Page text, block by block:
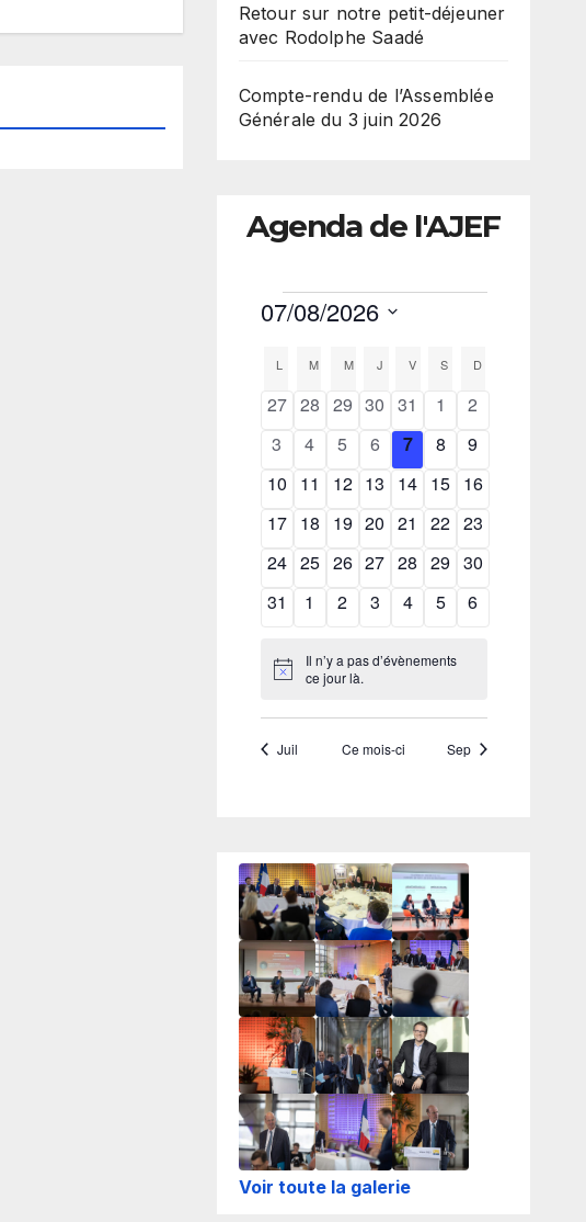
Retour sur notre petit-déjeuner
avec Rodolphe Saadé
Compte-rendu de l’Assemblée
Générale du 3 juin 2026
Agenda de l'AJEF
Voir toute la galerie